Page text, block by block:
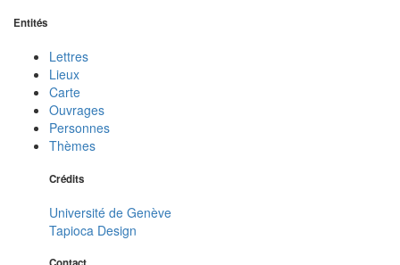
Entités
Lettres
Lieux
Carte
Ouvrages
Personnes
Thèmes
Crédits
Université de Genève
Tapioca Design